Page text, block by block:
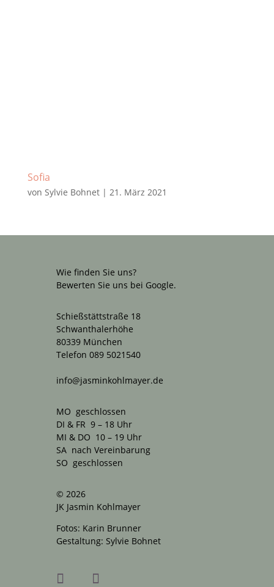
Sofia
von Sylvie Bohnet| 21. März 2021
Wie finden Sie uns?
Bewerten Sie uns bei Google.
Schießstättstraße 18
Schwanthalerhöhe
80339 München
Telefon 089 5021540
info@jasminkohlmayer.de
MO geschlossen
DI & FR 9 – 18 Uhr
MI & DO 10 – 19 Uhr
SA nach Vereinbarung
SO geschlossen
© 2026
JK Jasmin Kohlmayer
Fotos: Karin Brunner
Gestaltung: Sylvie Bohnet